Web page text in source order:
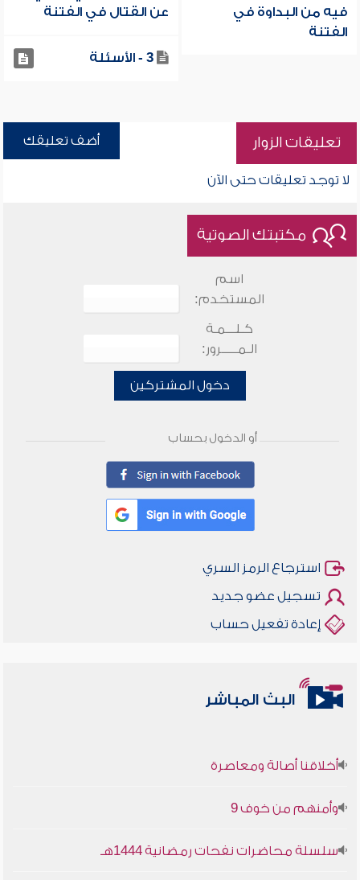
فيه من البداوة في
الفتنة
عن القتال في الفتنة
3 - الأسئلة
تعليقات الزوار أضف تعليقك
لا توجد تعليقات حتى الآن
مكتبتك الصوتية
اسم
المستخدم:
كـلـــمـة
الـمـــــرور:
دخول المشتركين
أو الدخول بحساب
استرجاع الرمز السري
تسجيل عضو جديد
إعادة تفعيل حساب
البث المباشر
أخلاقنا أصالة ومعاصرة
وأمنهم من خوف 9
سلسلة محاضرات نفحات رمضانية 1444هـ